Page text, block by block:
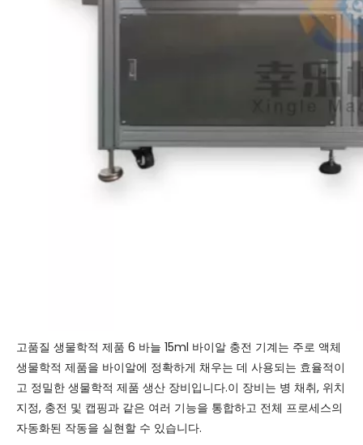
고품질 생물학적 제품 6 바늘 15ml 바이알 충전 기계는 주로 액체
생물학적 제품을 바이알에 정확하게 채우는 데 사용되는 효율적이
고 정밀한 생물학적 제품 생산 장비입니다.이 장비는 병 채취, 위치
지정, 충전 및 캡핑과 같은 여러 기능을 통합하고 전체 프로세스의
자동화된 작동을 실현할 수 있습니다.